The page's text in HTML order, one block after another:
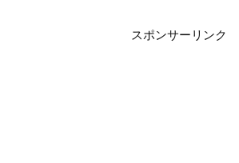
スポンサーリンク